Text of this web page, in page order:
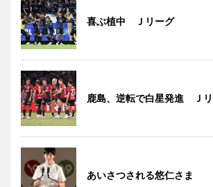
喜ぶ植中 Ｊリーグ
鹿島、逆転で白星発進 Ｊ
あいさつされる悠仁さま